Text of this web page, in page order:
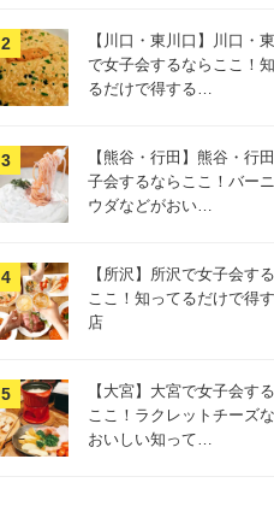
【川口・東川口】川口・
で女子会するならここ！
るだけで得する…
【熊谷・行田】熊谷・行
子会するならここ！バー
ウダなどがおい…
【所沢】所沢で女子会す
ここ！知ってるだけで得
店
【大宮】大宮で女子会す
ここ！ラクレットチーズ
おいしい知って…